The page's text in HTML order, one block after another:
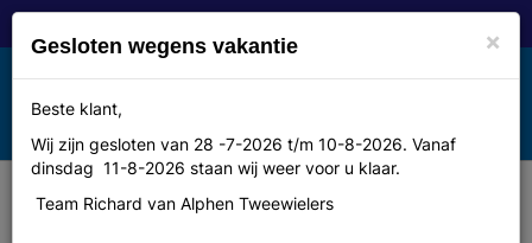
Toggle
navigation
MENU
Klickfix Mand cordo kf clipper
×
Gesloten wegens vakantie
Beste klant,
Wij zijn gesloten van 28 -7-2026 t/m 10-8-2026. Vanaf
dinsdag 11-8-2026 staan wij weer voor u klaar.
Team Richard van Alphen Tweewielers